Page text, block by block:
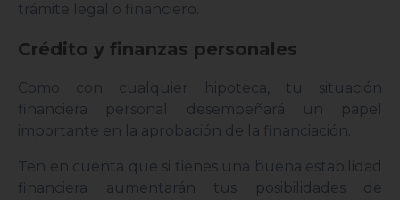
trámite legal o financiero.
Crédito y finanzas personales
Como con cualquier hipoteca, tu situación
financiera personal desempeñará un papel
importante en la aprobación de la financiación.
Ten en cuenta que si tienes una buena estabilidad
financiera aumentarán tus posibilidades de